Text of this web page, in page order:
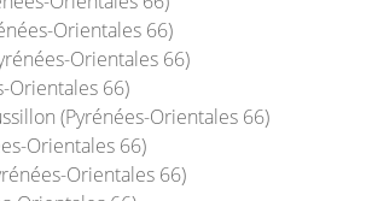
Orientales 66)
Orientales 66)
Orientales 66)
(Pyrénées-Orientales 66)
Orientales 66)
Orientales 66)